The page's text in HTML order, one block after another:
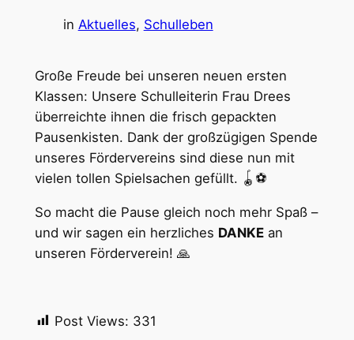
in Aktuelles, Schulleben
Große Freude bei unseren neuen ersten
Klassen: Unsere Schulleiterin Frau Drees
überreichte ihnen die frisch gepackten
Pausenkisten. Dank der großzügigen Spende
unseres Fördervereins sind diese nun mit
vielen tollen Spielsachen gefüllt. 🪀⚽️
So macht die Pause gleich noch mehr Spaß –
und wir sagen ein herzliches DANKEan
unseren Förderverein! 🙏
Post Views: 331